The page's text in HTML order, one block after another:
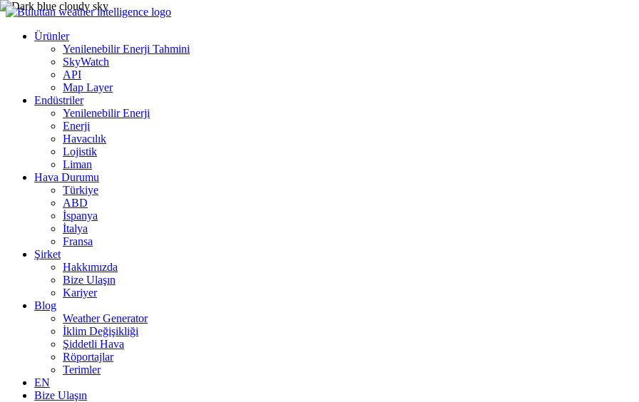
Ürünler
Yenilenebilir Enerji Tahmini
SkyWatch
API
Map Layer
Endüstriler
Yenilenebilir Enerji
Enerji
Havacılık
Lojistik
Liman
Hava Durumu
Türkiye
ABD
İspanya
İtalya
Fransa
Şirket
Hakkımızda
Bize Ulaşın
Kariyer
Blog
Weather Generator
İklim Değişikliği
Şiddetli Hava
Röportajlar
Terimler
EN
Bize Ulaşın